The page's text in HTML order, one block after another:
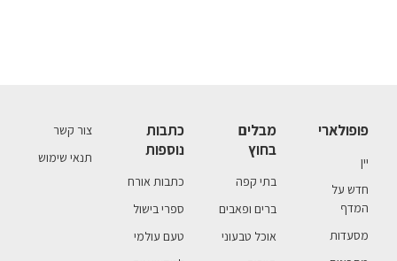
פופולארי
יין
חדש על
המדף
מסעדות
מבלים
בחוץ
בתי קפה
ברים ופאבים
אוכל טבעוני
כתבות
נוספות
כתבות אורח
ספרי בישול
טעם עולמי
צור קשר
תנאי שימוש